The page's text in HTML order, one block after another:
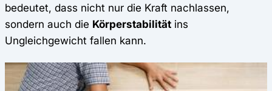
bedeutet, dass nicht nur die Kraft nachlassen,
sondern auch die Körperstabilität ins
Ungleichgewicht fallen kann.